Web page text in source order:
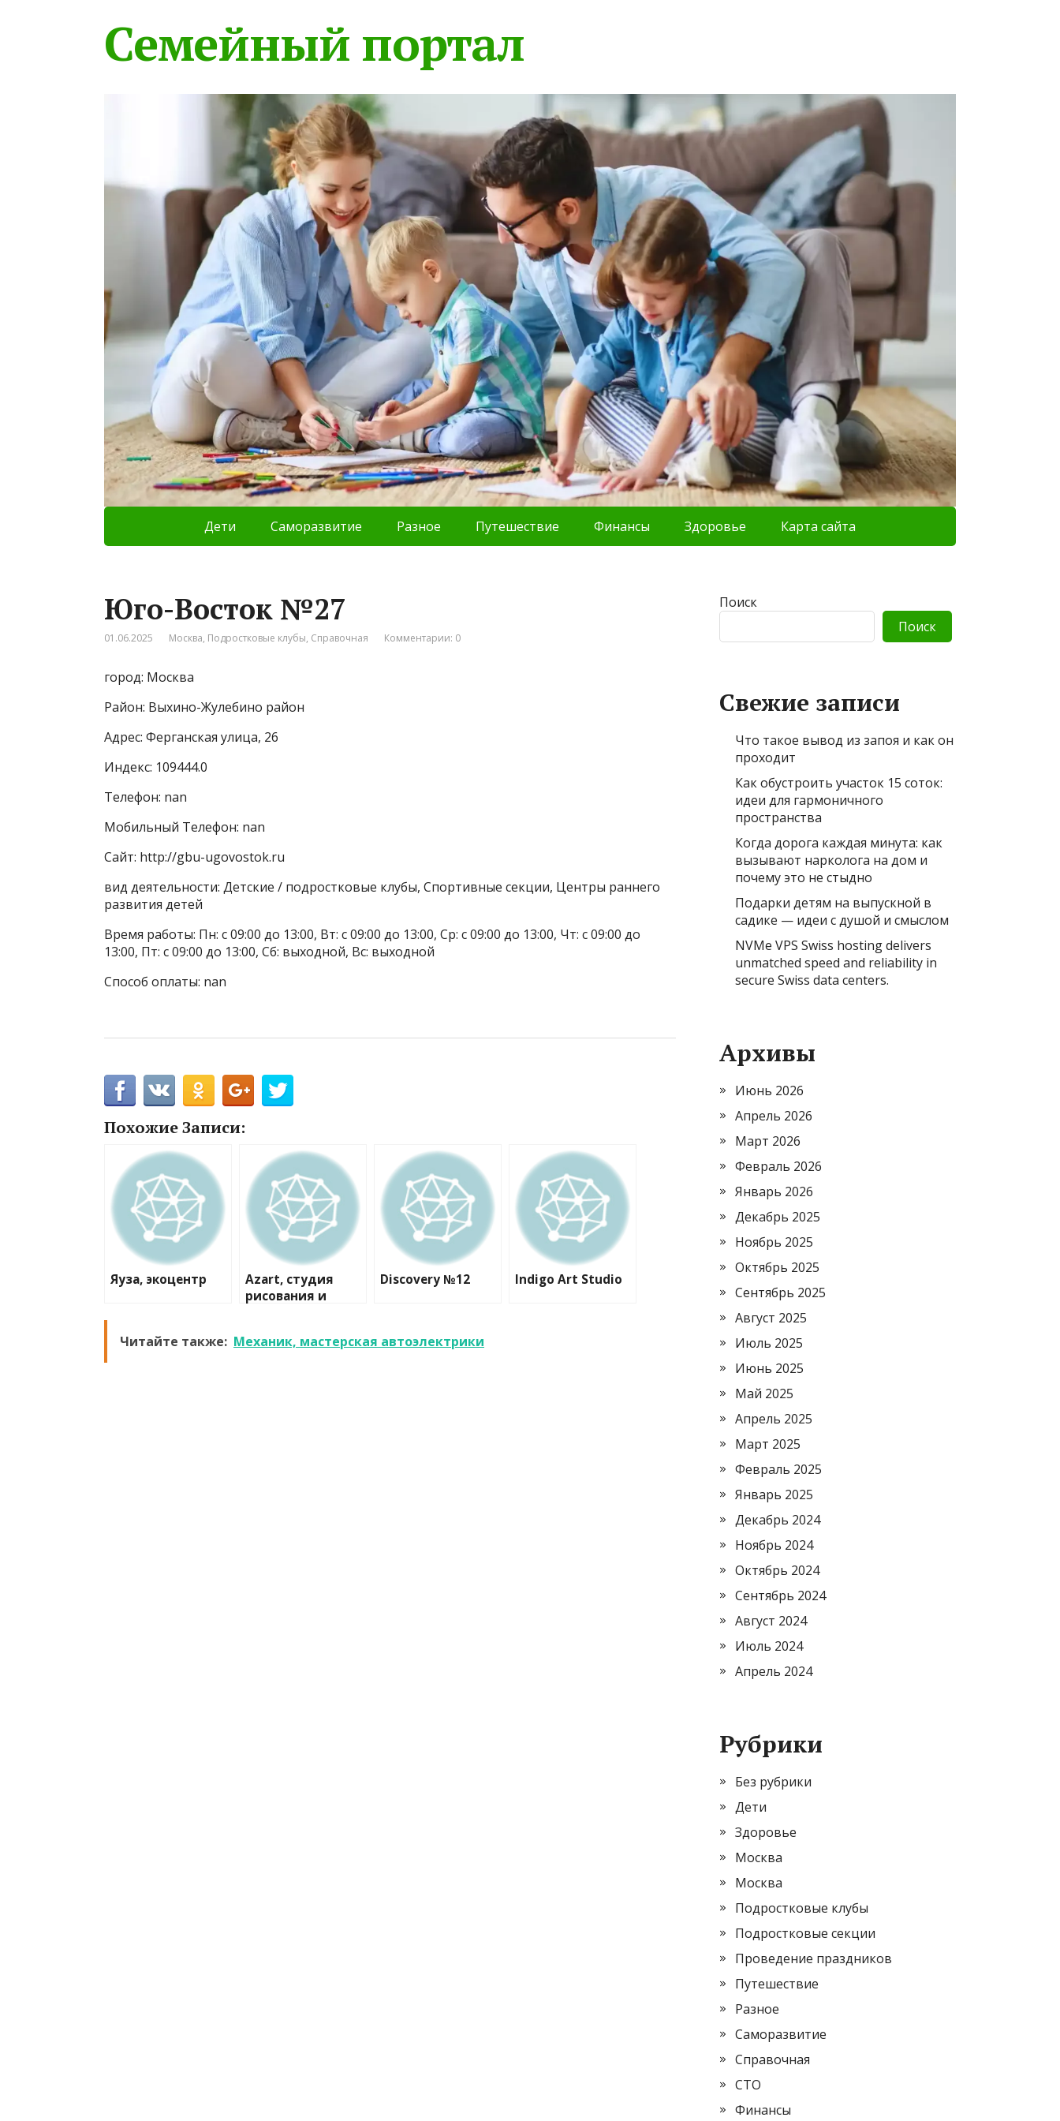
Семейный портал
Дети Саморазвитие Разное Путешествие Финансы Здоровье Карта сайта
Юго-Восток №27
01.06.2025 Москва, Подростковые клубы, Справочная Комментарии: 0
город: Москва
Район: Выхино-Жулебино район
Адрес: Ферганская улица, 26
Индекс: 109444.0
Телефон: nan
Мобильный Телефон: nan
Сайт: http://gbu-ugovostok.ru
вид деятельности: Детские / подростковые клубы, Спортивные секции, Центры раннего
развития детей
Время работы: Пн: с 09:00 до 13:00, Вт: с 09:00 до 13:00, Ср: с 09:00 до 13:00, Чт: с 09:00 до
13:00, Пт: с 09:00 до 13:00, Сб: выходной, Вс: выходной
Способ оплаты: nan
Похожие Записи:
Яуза, экоцентр
Azart, студия
рисования и
Discovery №12 Indigo Art Studio
Читайте также: Механик, мастерская автоэлектрики
Поиск
Поиск
Свежие записи
Что такое вывод из запоя и как он
проходит
Как обустроить участок 15 соток:
идеи для гармоничного
пространства
Когда дорога каждая минута: как
вызывают нарколога на дом и
почему это не стыдно
Подарки детям на выпускной в
садике — идеи с душой и смыслом
NVMe VPS Swiss hosting delivers
unmatched speed and reliability in
secure Swiss data centers.
Архивы
Июнь 2026
Апрель 2026
Март 2026
Февраль 2026
Январь 2026
Декабрь 2025
Ноябрь 2025
Октябрь 2025
Сентябрь 2025
Август 2025
Июль 2025
Июнь 2025
Май 2025
Апрель 2025
Март 2025
Февраль 2025
Январь 2025
Декабрь 2024
Ноябрь 2024
Октябрь 2024
Сентябрь 2024
Август 2024
Июль 2024
Апрель 2024
Рубрики
Без рубрики
Дети
Здоровье
Москва
Москва
Подростковые клубы
Подростковые секции
Проведение праздников
Путешествие
Разное
Саморазвитие
Справочная
СТО
Финансы